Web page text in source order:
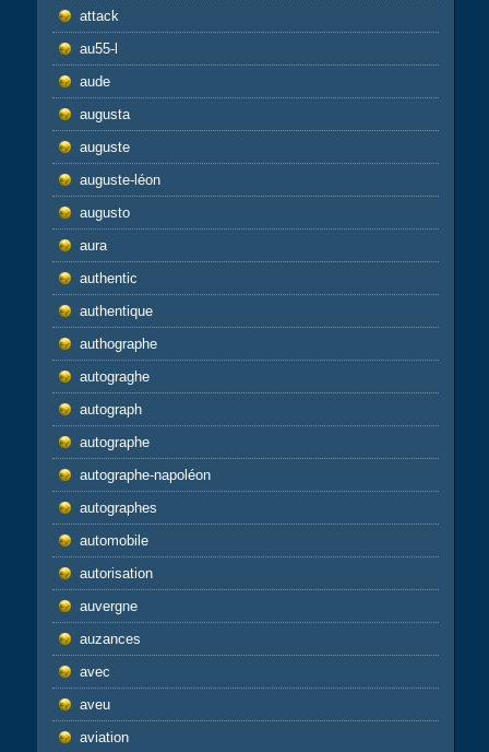
attack
au55-l
aude
augusta
auguste
auguste-léon
augusto
aura
authentic
authentique
authographe
autograghe
autograph
autographe
autographe-napoléon
autographes
automobile
autorisation
auvergne
auzances
avec
aveu
aviation